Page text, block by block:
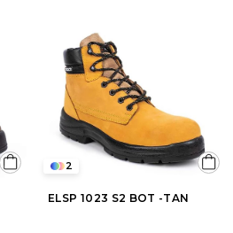
ELSP 1023 S2 BOT -TAN
2